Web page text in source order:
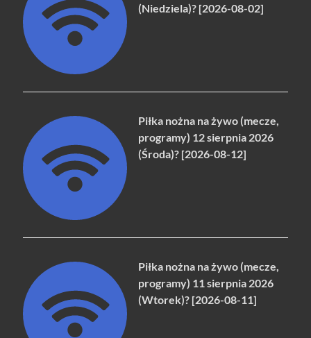
(Niedziela)? [2026-08-02]
Piłka nożna na żywo (mecze,
programy) 12 sierpnia 2026
(Środa)? [2026-08-12]
Piłka nożna na żywo (mecze,
programy) 11 sierpnia 2026
(Wtorek)? [2026-08-11]